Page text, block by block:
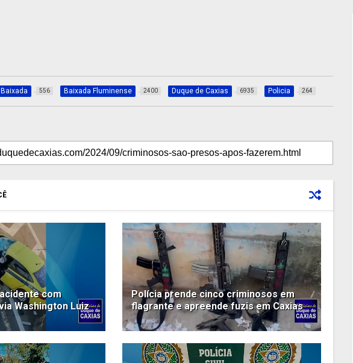
Baixada 556 Baixada Fluminense 2400 Duque de Caxias 6935 Policia 264
com
Washington Luiz
Polícia prende cinco criminosos em
flagrante e apreende fuzis em Caxias